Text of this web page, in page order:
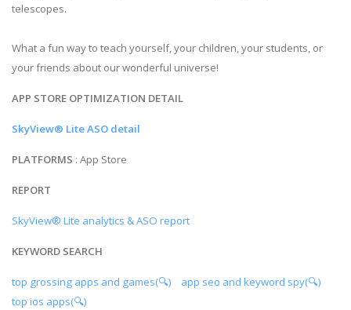
telescopes.
What a fun way to teach yourself, your children, your students, or
your friends about our wonderful universe!
APP STORE OPTIMIZATION DETAIL
SkyView® Lite ASO detail
PLATFORMS : App Store
REPORT
SkyView® Lite analytics & ASO report
KEYWORD SEARCH
top grossing apps and games(🔍)
app seo and keyword spy(🔍)
top ios apps(🔍)